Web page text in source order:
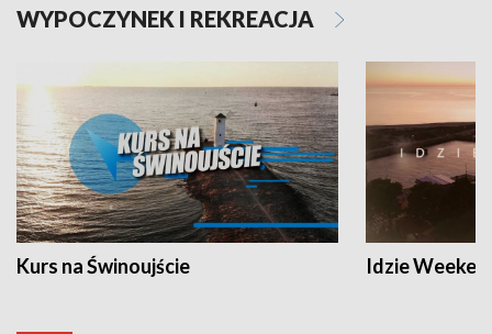
WYPOCZYNEK I REKREACJA
Kurs na Świnoujście Idzie